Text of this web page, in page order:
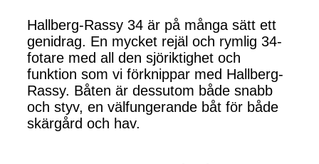
Hallberg-Rassy 34 är på många sätt ett
genidrag. En mycket rejäl och rymlig 34-
fotare med all den sjöriktighet och
funktion som vi förknippar med Hallberg-
Rassy. Båten är dessutom både snabb
och styv, en välfungerande båt för både
skärgård och hav.